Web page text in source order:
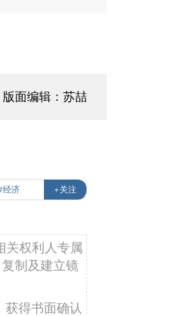
版面编辑：苏喆
经济 +关注
关权利人专属
制及建立镜
获得书面确认